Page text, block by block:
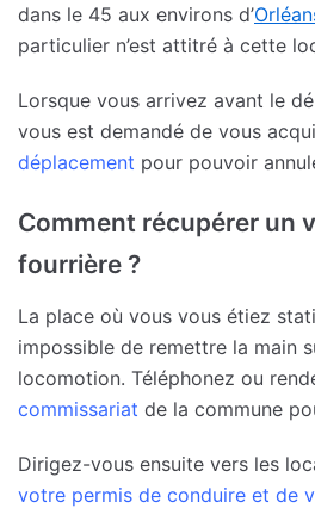
dans le 45 aux environs d’
particulier n’est attitré à cette
Lorsque vous arrivez avant le
vous est demandé de vous
déplacement pour pouvoir
Comment récupérer un
fourrière ?
La place où vous vous étiez
impossible de remettre la main
locomotion. Téléphonez ou
commissariat de la commune
Dirigez-vous ensuite vers les
votre permis de conduire et de